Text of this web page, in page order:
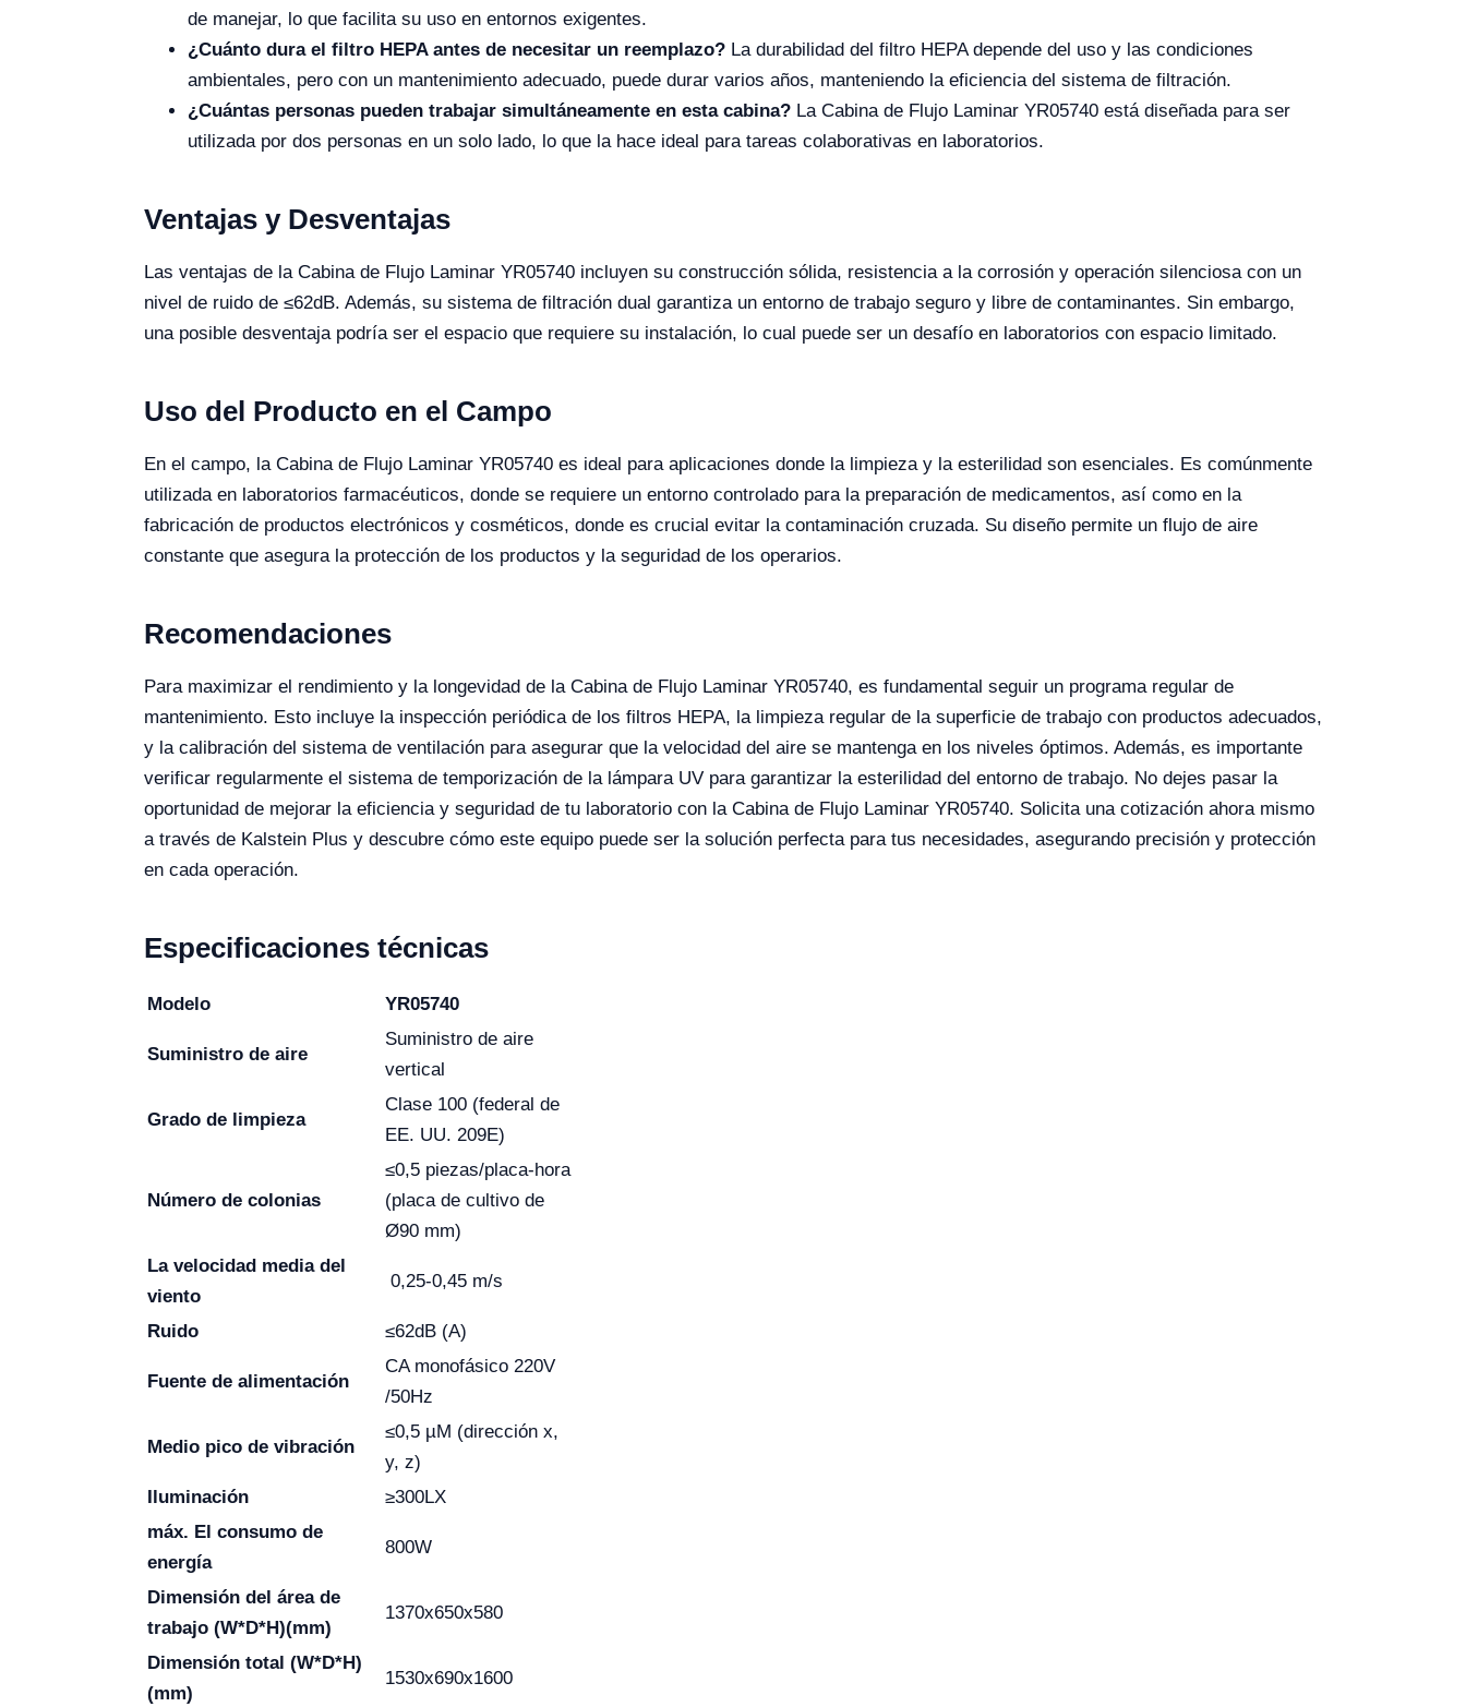
de manejar, lo que facilita su uso en entornos exigentes.
¿Cuánto dura el filtro HEPA antes de necesitar un reemplazo? La durabilidad del filtro HEPA depende del uso y las condiciones
ambientales, pero con un mantenimiento adecuado, puede durar varios años, manteniendo la eficiencia del sistema de filtración.
¿Cuántas personas pueden trabajar simultáneamente en esta cabina? La Cabina de Flujo Laminar YR05740 está diseñada para ser
utilizada por dos personas en un solo lado, lo que la hace ideal para tareas colaborativas en laboratorios.
Ventajas y Desventajas
Las ventajas de la Cabina de Flujo Laminar YR05740 incluyen su construcción sólida, resistencia a la corrosión y operación silenciosa con un
nivel de ruido de ≤62dB. Además, su sistema de filtración dual garantiza un entorno de trabajo seguro y libre de contaminantes. Sin embargo,
una posible desventaja podría ser el espacio que requiere su instalación, lo cual puede ser un desafío en laboratorios con espacio limitado.
Uso del Producto en el Campo
En el campo, la Cabina de Flujo Laminar YR05740 es ideal para aplicaciones donde la limpieza y la esterilidad son esenciales. Es comúnmente
utilizada en laboratorios farmacéuticos, donde se requiere un entorno controlado para la preparación de medicamentos, así como en la
fabricación de productos electrónicos y cosméticos, donde es crucial evitar la contaminación cruzada. Su diseño permite un flujo de aire
constante que asegura la protección de los productos y la seguridad de los operarios.
Recomendaciones
Para maximizar el rendimiento y la longevidad de la Cabina de Flujo Laminar YR05740, es fundamental seguir un programa regular de
mantenimiento. Esto incluye la inspección periódica de los filtros HEPA, la limpieza regular de la superficie de trabajo con productos adecuados,
y la calibración del sistema de ventilación para asegurar que la velocidad del aire se mantenga en los niveles óptimos. Además, es importante
verificar regularmente el sistema de temporización de la lámpara UV para garantizar la esterilidad del entorno de trabajo. No dejes pasar la
oportunidad de mejorar la eficiencia y seguridad de tu laboratorio con la Cabina de Flujo Laminar YR05740. Solicita una cotización ahora mismo
a través de Kalstein Plus y descubre cómo este equipo puede ser la solución perfecta para tus necesidades, asegurando precisión y protección
en cada operación.
Especificaciones técnicas
Modelo YR05740
Suministro de aire
Suministro de aire
vertical
Grado de limpieza
Clase 100 (federal de
EE. UU. 209E)
Número de colonias
≤0,5 piezas/placa-hora
(placa de cultivo de
Ø90 mm)
La velocidad media del
viento
0,25-0,45 m/s
Ruido ≤62dB (A)
Fuente de alimentación
CA monofásico 220V
/50Hz
Medio pico de vibración
≤0,5 µM (dirección x,
y, z)
Iluminación
≥300LX
máx. El consumo de
energía
800W
Dimensión del área de
trabajo (W*D*H)(mm)
1370x650x580
Dimensión total (W*D*H)
(mm)
1530x690x1600